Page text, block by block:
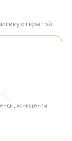
открытой
конкуренты